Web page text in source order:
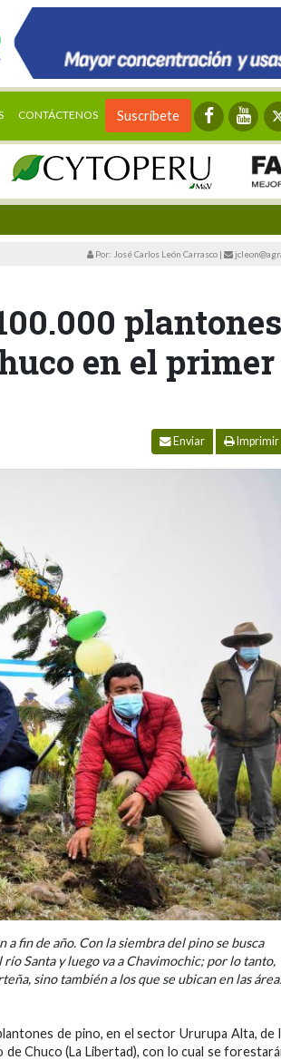
CONTÁCTENOS Suscríbete
Por: José Carlos León Carrasco |
plantones
en el primer
Enviar Imprimir
fin de año. Con la siembra del pino se busca
Santa y luego va a Chavimochic; por lo tanto,
sino también a los que se ubican en las
de pino, en el sector Ururupa Alta, de
Chuco (La Libertad), con lo cual se